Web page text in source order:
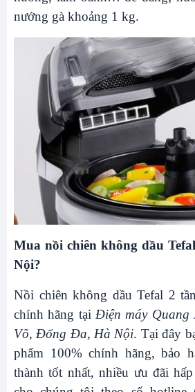
nướng gà khoảng 1 kg.
Mua nồi chiên không dầu
Nội?
Nồi chiên không dầu Tefal 2
chính hãng tại Điện máy Quang
Võ, Đống Đa, Hà Nội. Tại đây
phẩm 100% chính hãng, bảo
thành tốt nhất, nhiều ưu đãi